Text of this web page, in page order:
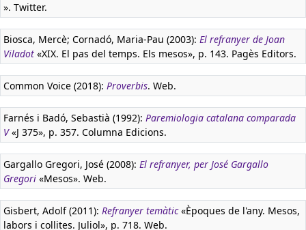
». Twitter.
Biosca, Mercè; Cornadó, Maria-Pau (2003): El refranyer de Joan
Viladot «XIX. El pas del temps. Els mesos», p. 143. Pagès Editors.
Common Voice (2018): Proverbis. Web.
Farnés i Badó, Sebastià (1992): Paremiologia catalana comparada
V«J 375», p. 357. Columna Edicions.
Gargallo Gregori, José (2008): El refranyer, per José Gargallo
Gregori «Mesos». Web.
Gisbert, Adolf (2011): Refranyer temàtic«Èpoques de l'any. Mesos,
labors i collites. Juliol», p. 718. Web.